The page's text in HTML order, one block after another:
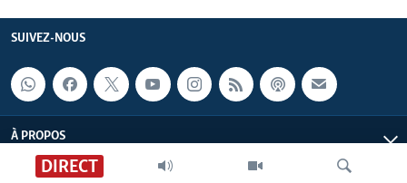
DIRECT
SUIVEZ-NOUS
À PROPOS